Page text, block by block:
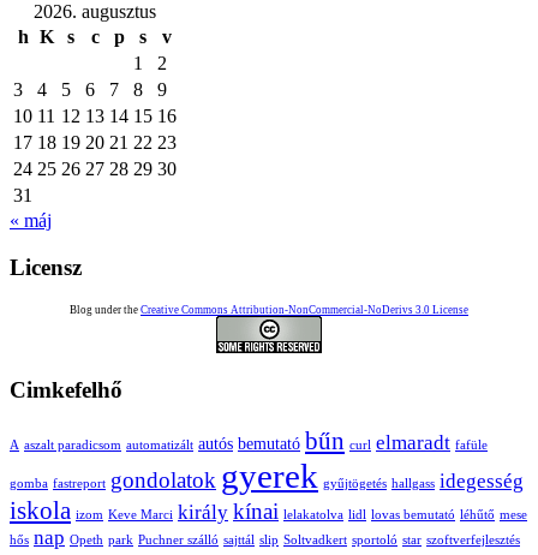
2026. augusztus
h K s c p s
v
1
2
3
4 5 6 7 8
9
10 11 12 13 14 15 16
17 18 19 20 21 22 23
24 25 26 27 28 29 30
31
« máj
Licensz
Blog under the Creative Commons Attribution-NonCommercial-NoDerivs 3.0 License
Cimkefelhő
A aszalt paradicsom automatizált autós bemutató bűn curl elmaradt fafüle
gomba fastreport gondolatok gyerek gyűjtögetés hallgass idegesség
iskola izom Keve Marci király kínai lelakatolva lidl lovas bemutató léhűtő mese
hős nap Opeth park Puchner szálló sajttál slip Soltvadkert sportoló star szoftverfejlesztés